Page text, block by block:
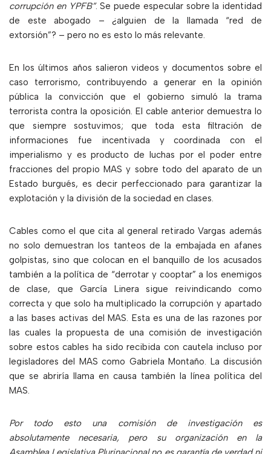
corrupción en YPFB”. Se puede especular sobre la identidad
de este abogado – ¿alguien de la llamada “red de
extorsión”? – pero no es esto lo más relevante.
En los últimos años salieron videos y documentos sobre el
caso terrorismo, contribuyendo a generar en la opinión
pública la convicción que el gobierno simuló la trama
terrorista contra la oposición. El cable anterior demuestra lo
que siempre sostuvimos; que toda esta filtración de
informaciones fue incentivada y coordinada con el
imperialismo y es producto de luchas por el poder entre
fracciones del propio MAS y sobre todo del aparato de un
Estado burgués, es decir perfeccionado para garantizar la
explotación y la división de la sociedad en clases.
Cables como el que cita al general retirado Vargas además
no solo demuestran los tanteos de la embajada en afanes
golpistas, sino que colocan en el banquillo de los acusados
también a la política de “derrotar y cooptar” a los enemigos
de clase, que García Linera sigue reivindicando como
correcta y que solo ha multiplicado la corrupción y apartado
a las bases activas del MAS. Esta es una de las razones por
las cuales la propuesta de una comisión de investigación
sobre estos cables ha sido recibida con cautela incluso por
legisladores del MAS como Gabriela Montaño. La discusión
que se abriría llama en causa también la línea política del
MAS.
Por todo esto una comisión de investigación es
absolutamente necesaria, pero su organización en la